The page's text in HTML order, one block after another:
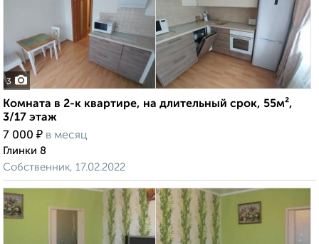
3
Комната в 2-к квартире, на длительный срок, 55м²,
3/17 этаж
7 000 ₽ в месяц
Глинки 8
Собственник, 17.02.2022